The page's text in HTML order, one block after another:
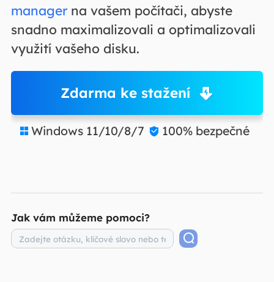
managerna vašem počítači, abyste
snadno maximalizovali a optimalizovali
využití vašeho disku.
Zdarma ke stažení
 Windows 11/10/8/7  100% bezpečné
Jak vám můžeme pomoci?